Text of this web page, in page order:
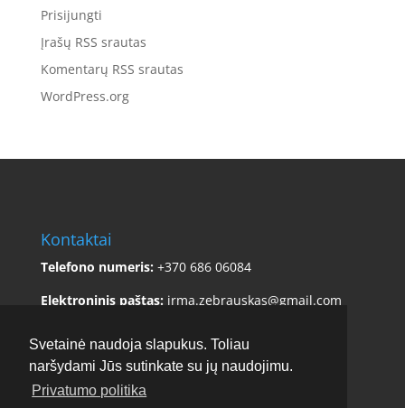
Svetainė naudoja slapukus. Toliau
naršydami Jūs sutinkate su jų naudojimu.
Privatumo politika
Prisijungti
Įrašų RSS srautas
Komentarų RSS srautas
WordPress.org
Kontaktai
Telefono numeris: +370 686 06084
Elektroninis paštas: irma.zebrauskas@gmail.com